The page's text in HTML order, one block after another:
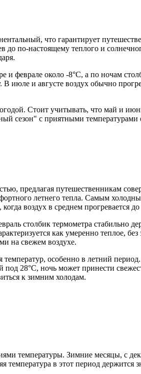
что гарантирует
по-настоящему теплого и
и феврале около -8°C, а по ночам
июле и августе воздух обычно
Стоит учитывать, что май и
сезон" с приятными
предлагая путешественникам
летнего тепла. Самым
, когда воздух в среднем прогревается
столбик термометра
как умеренно теплое,
на свежем воздухе.
температур, особенно в летний
28°C, ночь может принести
к зимним холодам.
температуры. Зимние месяцы, с
в этот период